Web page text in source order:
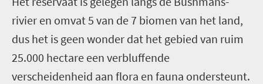
rivier en omvat 5 van de 7 biomen van het land,
dus het is geen wonder dat het gebied van ruim
25.000 hectare een verbluffende
verscheidenheid aan flora en fauna ondersteunt.